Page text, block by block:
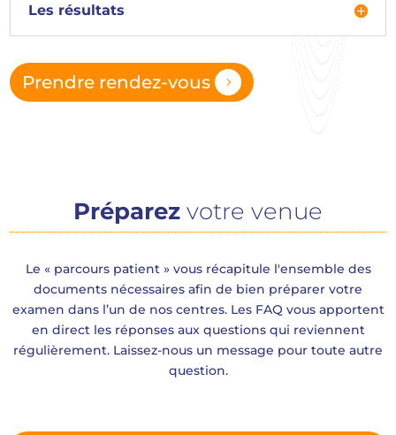
Les résultats
5
Prendre rendez-vous
Préparez votre venue
Le « parcours patient » vous récapitule l'ensemble des
documents nécessaires afin de bien préparer votre
examen dans l’un de nos centres. Les FAQ vous apportent
en direct les réponses aux questions qui reviennent
régulièrement. Laissez-nous un message pour toute autre
question.